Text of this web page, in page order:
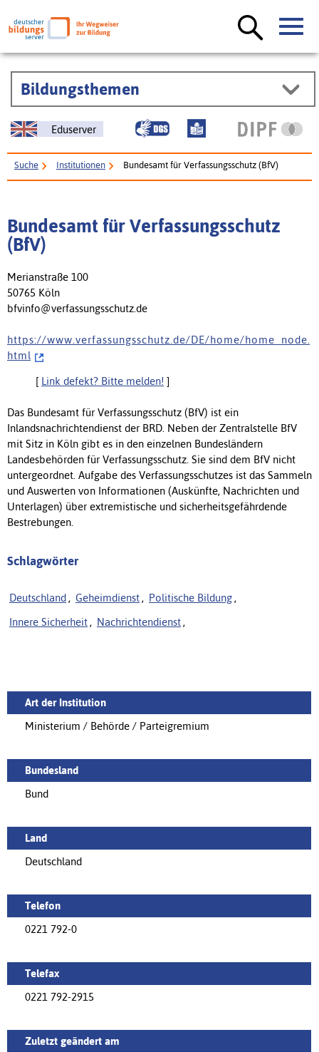
Bildungsthemen
Eduserver
Suche Institutionen Bundesamt für Verfassungsschutz (BfV)
Bundesamt für Verfassungsschutz
(BfV)
Merianstraße 100
50765 Köln
bfvinfo@verfassungsschutz.de
h t t p s : / / w w w . v e r f a s s u n g s s c h u t z . d e / D E / h o m e / h o m e _ n o d e .
h t m l
[ Link defekt? Bitte melden! ]
Das Bundesamt für Verfassungsschutz (BfV) ist ein
Inlandsnachrichtendienst der BRD. Neben der Zentralstelle BfV
mit Sitz in Köln gibt es in den einzelnen Bundesländern
Landesbehörden für Verfassungsschutz. Sie sind dem BfV nicht
untergeordnet. Aufgabe des Verfassungsschutzes ist das Sammeln
und Auswerten von Informationen (Auskünfte, Nachrichten und
Unterlagen) über extremistische und sicherheitsgefährdende
Bestrebungen.
Schlagwörter
Deutschland , Geheimdienst , Politische Bildung ,
Innere Sicherheit , Nachrichtendienst ,
Art der Institution
Ministerium / Behörde / Parteigremium
Bundesland
Bund
Land
Deutschland
Telefon
0221 792-0
Telefax
0221 792-2915
Zuletzt geändert am